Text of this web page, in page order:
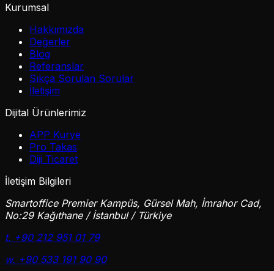
Kurumsal
Hakkımızda
Değerler
Blog
Referanslar
Sıkça Sorulan Sorular
İletişim
Dijital Ürünlerimiz
APP Kurye
Pro Takas
Diji Ticaret
İletişim Bilgileri
Smartoffice Premier Kampüs, Gürsel Mah, İmrahor Cad,
No:29 Kağıthane / İstanbul / Türkiye
t. +90 212 951 01 79
w. +90 533 191 90 90